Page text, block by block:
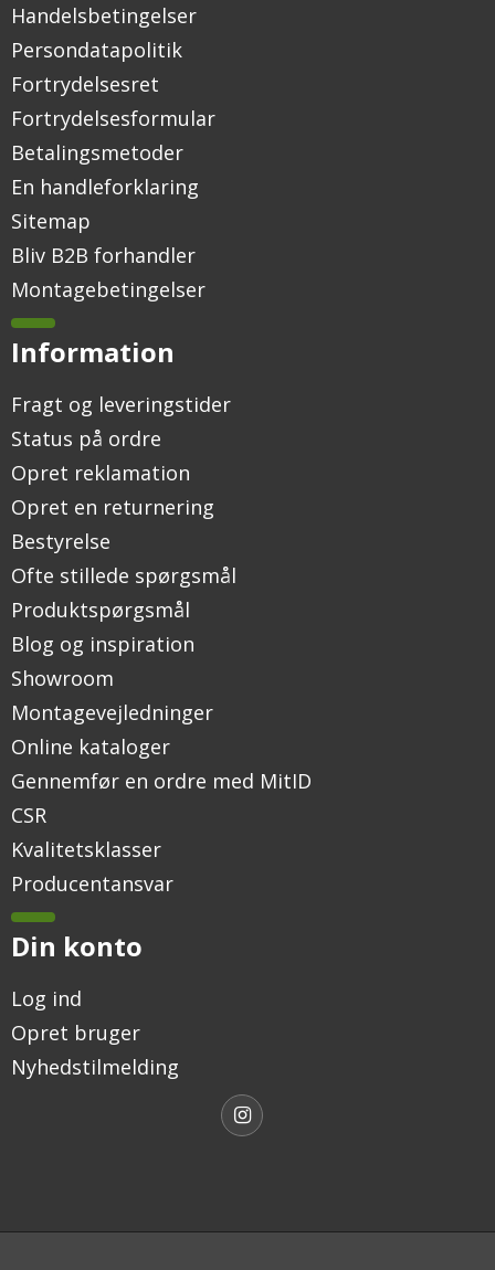
Handelsbetingelser
Persondatapolitik
Fortrydelsesret
Fortrydelsesformular
Betalingsmetoder
En handleforklaring
Sitemap
Bliv B2B forhandler
Montagebetingelser
Information
Fragt og leveringstider
Status på ordre
Opret reklamation
Opret en returnering
Bestyrelse
Ofte stillede spørgsmål
Produktspørgsmål
Blog og inspiration
Showroom
Montagevejledninger
Online kataloger
Gennemfør en ordre med MitID
CSR
Kvalitetsklasser
Producentansvar
Din konto
Log ind
Opret bruger
Nyhedstilmelding